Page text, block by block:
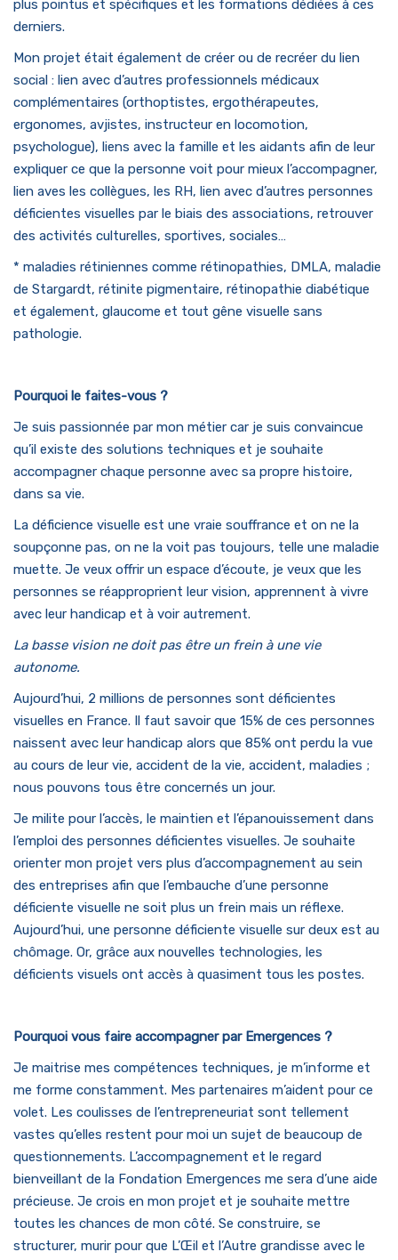
plus pointus et spécifiques et les formations dédiées à ces
derniers.
Mon projet était également de créer ou de recréer du lien
social : lien avec d’autres professionnels médicaux
complémentaires (orthoptistes, ergothérapeutes,
ergonomes, avjistes, instructeur en locomotion,
psychologue), liens avec la famille et les aidants afin de leur
expliquer ce que la personne voit pour mieux l’accompagner,
lien aves les collègues, les RH, lien avec d’autres personnes
déficientes visuelles par le biais des associations, retrouver
des activités culturelles, sportives, sociales…
* maladies rétiniennes comme rétinopathies, DMLA, maladie
de Stargardt, rétinite pigmentaire, rétinopathie diabétique
et également, glaucome et tout gêne visuelle sans
pathologie.
Pourquoi le faites-vous ?
Je suis passionnée par mon métier car je suis convaincue
qu’il existe des solutions techniques et je souhaite
accompagner chaque personne avec sa propre histoire,
dans sa vie.
La déficience visuelle est une vraie souffrance et on ne la
soupçonne pas, on ne la voit pas toujours, telle une maladie
muette. Je veux offrir un espace d’écoute, je veux que les
personnes se réapproprient leur vision, apprennent à vivre
avec leur handicap et à voir autrement.
La basse vision ne doit pas être un frein à une vie
autonome.
Aujourd’hui, 2 millions de personnes sont déficientes
visuelles en France. Il faut savoir que 15% de ces personnes
naissent avec leur handicap alors que 85% ont perdu la vue
au cours de leur vie, accident de la vie, accident, maladies ;
nous pouvons tous être concernés un jour.
Je milite pour l’accès, le maintien et l’épanouissement dans
l’emploi des personnes déficientes visuelles. Je souhaite
orienter mon projet vers plus d’accompagnement au sein
des entreprises afin que l’embauche d’une personne
déficiente visuelle ne soit plus un frein mais un réflexe.
Aujourd’hui, une personne déficiente visuelle sur deux est au
chômage. Or, grâce aux nouvelles technologies, les
déficients visuels ont accès à quasiment tous les postes.
Pourquoi vous faire accompagner par Emergences ?
Je maitrise mes compétences techniques, je m’informe et
me forme constamment. Mes partenaires m’aident pour ce
volet. Les coulisses de l’entrepreneuriat sont tellement
vastes qu’elles restent pour moi un sujet de beaucoup de
questionnements. L’accompagnement et le regard
bienveillant de la Fondation Emergences me sera d’une aide
précieuse. Je crois en mon projet et je souhaite mettre
toutes les chances de mon côté. Se construire, se
structurer, murir pour que L’Œil et l’Autre grandisse avec le